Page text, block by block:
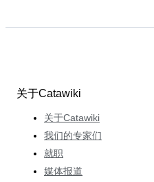
关于Catawiki
关于Catawiki
我们的专家们
就职
媒体报道